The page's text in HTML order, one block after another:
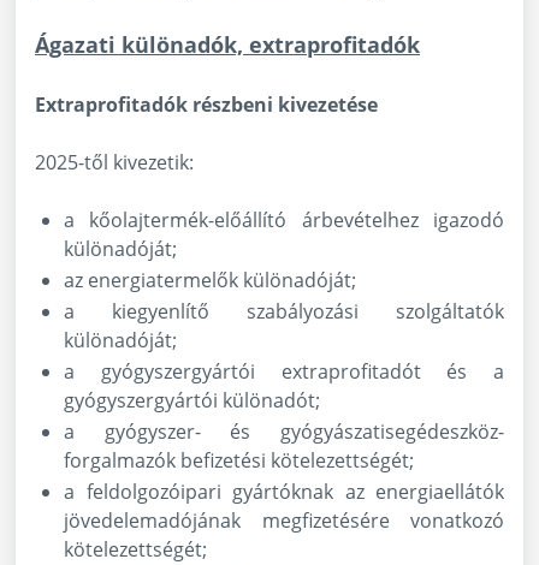
Ágazati különadók, extraprofitadók
Extraprofitadók részbeni kivezetése
2025-től kivezetik:
a kőolajtermék-előállító árbevételhez igazodó
különadóját;
az energiatermelők különadóját;
a kiegyenlítő szabályozási szolgáltatók
különadóját;
a gyógyszergyártói extraprofitadót és a
gyógyszergyártói különadót;
a gyógyszer- és gyógyászatisegédeszköz-
forgalmazók befizetési kötelezettségét;
a feldolgozóipari gyártóknak az energiaellátók
jövedelemadójának megfizetésére vonatkozó
kötelezettségét;